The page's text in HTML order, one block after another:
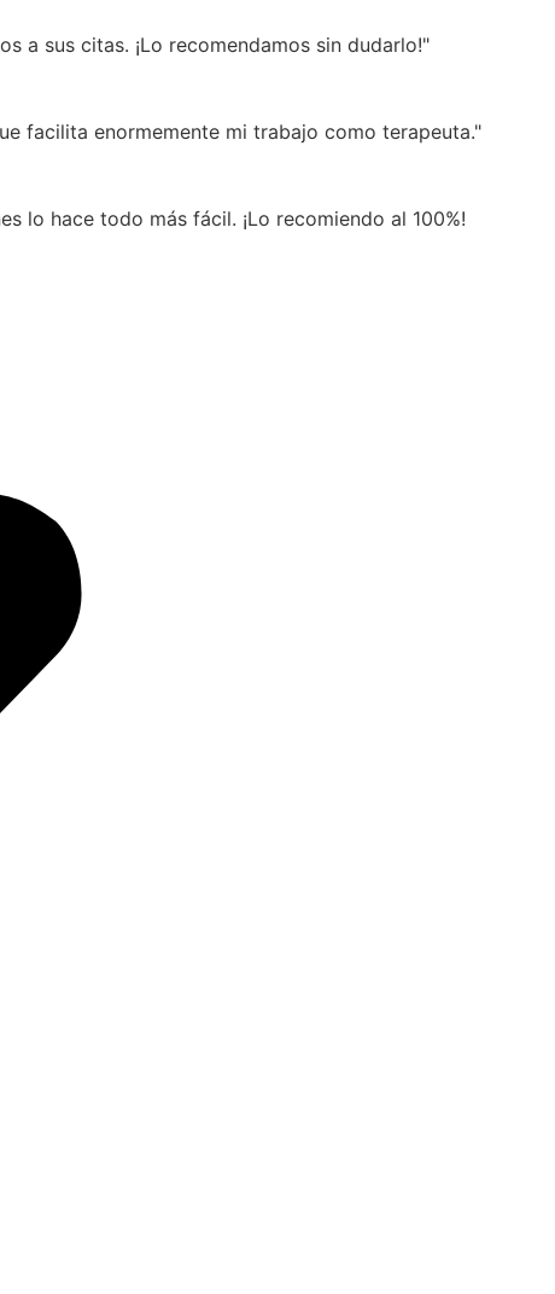
a sus citas. ¡Lo recomendamos sin dudarlo!​"
facilita enormemente mi trabajo como terapeuta."​
lo hace todo más fácil. ¡Lo recomiendo al 100%!